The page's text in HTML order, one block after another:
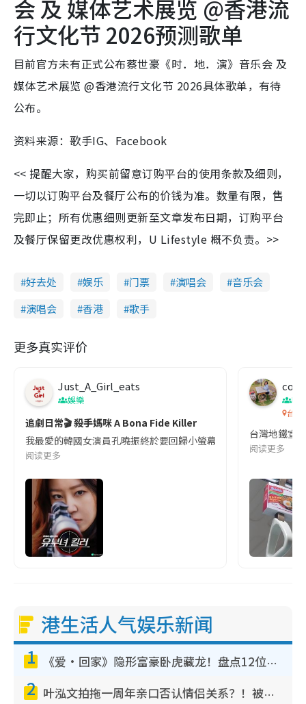
会 及 媒体艺术展览 @香港流
行文化节 2026预测歌单
目前官方未有正式公布蔡世豪《时．地．演》音乐会 及
媒体艺术展览 @香港流行文化节 2026具体歌单，有待
公布。
资料来源：歌手IG、Facebook
<< 提醒大家，购买前留意订购平台的使用条款及细则，
一切以订购平台及餐厅公布的价钱为准。数量有限，售
完即止；所有优惠细则更新至文章发布日期，订购平台
及餐厅保留更改优惠权利，U Lifestyle 概不负责。>>
好去处 娱乐 门票 演唱会
音乐会
演唱会
香港 歌手
更多真实评价
Just_A_Girl_eats
娛樂
追劇日常🎬 殺手媽咪 A Bona Fide Killer
我最愛的韓國女演員孔曉振終於要回歸小螢幕啦!這次的劇本改編
阅读更多
co
吹
台灣
台灣地鐵宣
阅读更多
港生活人气娱乐新闻
1 《爱·回家》隐形富豪卧虎藏龙！盘点12位财气逼人的有钱艺人：这位美女3亿身家不愁做
2 叶泓文拍拖一周年亲口否认情侣关系？！被质疑感情造假竟称GM“普通同事”